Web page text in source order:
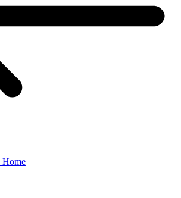
Home